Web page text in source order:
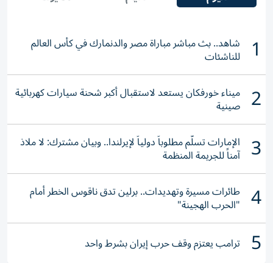
1 شاهد.. بث مباشر مباراة مصر والدنمارك في كأس العالم
للناشئات
2 ميناء خورفكان يستعد لاستقبال أكبر شحنة سيارات كهربائية
صينية
3 الإمارات تسلّم مطلوباً دولياً لإيرلندا.. وبيان مشترك: لا ملاذ
آمناً للجريمة المنظمة
4 طائرات مسيرة وتهديدات.. برلين تدق ناقوس الخطر أمام
"الحرب الهجينة"
5 ترامب يعتزم وقف حرب إيران بشرط واحد